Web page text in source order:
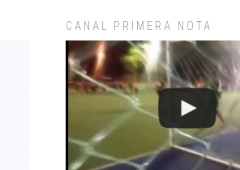
CANAL PRIMERA NOTA